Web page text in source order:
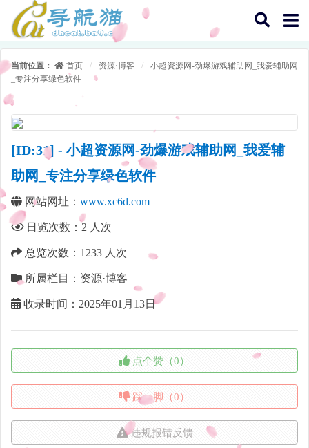
当前位置： 首页 / 资源·博客 /
小超资源网-劲爆游戏辅助网_我爱辅助网
_专注分享绿色软件
[ID:31] - 小超资源网-劲爆游戏辅助网_我爱辅
助网_专注分享绿色软件
网站网址： www.xc6d.com
日览次数： 2 人次
总览次数： 1233 人次
所属栏目：资源·博客
收录时间：2025年01月13日
点个赞（0）
踩一脚（0）
违规报错反馈